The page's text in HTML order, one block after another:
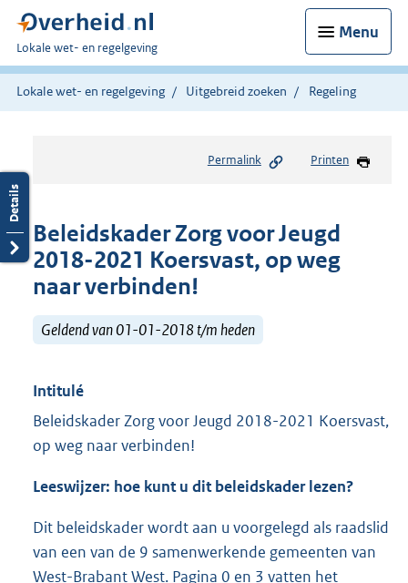
Menu
U
bent
hier:
Lokale wet- en regelgeving
Lokale wet- en regelgeving Uitgebreid zoeken Regeling
Permalink Printen
Beleidskader Zorg voor Jeugd
2018-2021 Koersvast, op weg
naar verbinden!
Geldend van 01-01-2018 t/m heden
Intitulé
Beleidskader Zorg voor Jeugd 2018-2021 Koersvast,
op weg naar verbinden!
Leeswijzer: hoe kunt u dit beleidskader lezen?
Dit beleidskader wordt aan u voorgelegd als raadslid
van een van de 9 samenwerkende gemeenten van
West-Brabant West. Pagina 0 en 3 vatten het